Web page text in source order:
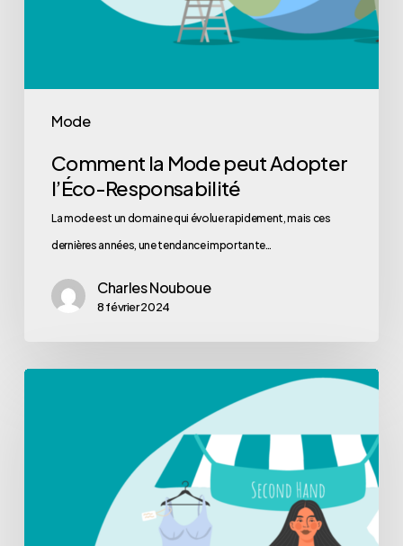
Mode
Comment la Mode peut Adopter
l’Éco-Responsabilité
La mode est un domaine qui évolue rapidement, mais ces
dernières années, une tendance importante…
Charles Nouboue
8 février 2024